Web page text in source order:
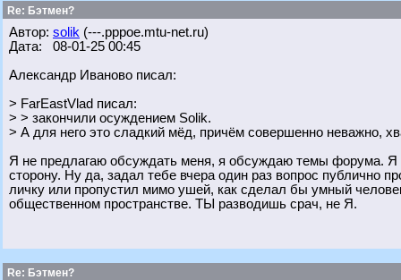
Re: Бэтмен?
Автор: solik (---.pppoe.mtu-net.ru)
Дата: 08-01-25 00:45
Александр Иваново писал:
> FarEastVlad писал:
> > закончили осуждением Solik.
> А для него это сладкий мёд, причём совершенно неважно,
Я не предлагаю обсуждать меня, я обсуждаю темы форума. Я
сторону. Ну да, задал тебе вчера один раз вопрос публично
личку или пропустил мимо ушей, как сделал бы умный
общественном пространстве. ТЫ разводишь срач, не Я.
Re: Бэтмен?